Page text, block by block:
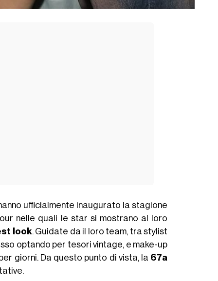
ufficialmente inaugurato la stagione
nelle quali le star si mostrano al loro
look. Guidate da il loro team, tra stylist
optando per tesori vintage, e make-up
giorni. Da questo punto di vista, la 67a